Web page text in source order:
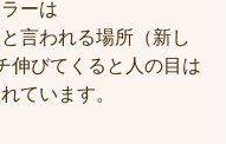
ーは
言われる場所（新し
伸びてくると人の目は
ています。